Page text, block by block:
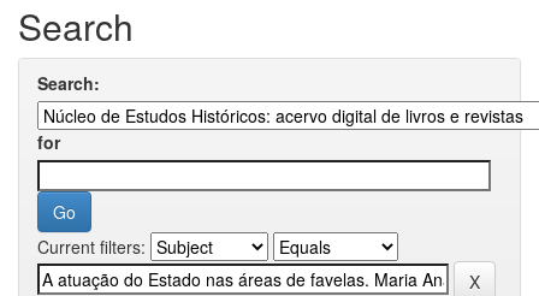
Search
Search:
for
Current filters: